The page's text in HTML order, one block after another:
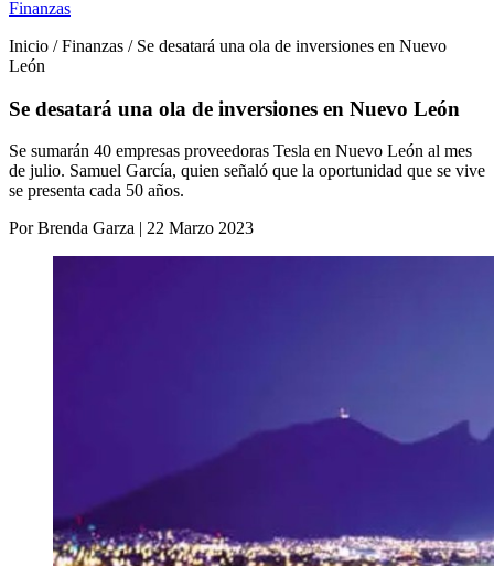
Finanzas
Inicio / Finanzas / Se desatará una ola de inversiones en Nuevo
León
Se desatará una ola de inversiones en Nuevo León
Se sumarán 40 empresas proveedoras Tesla en Nuevo León al mes
de julio. Samuel García, quien señaló que la oportunidad que se vive
se presenta cada 50 años.
Por Brenda Garza | 22 Marzo 2023